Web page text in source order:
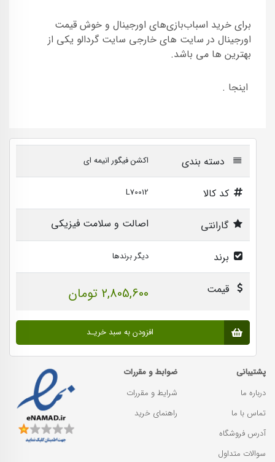
برای خرید اسباب‌بازی‌های اورجینال و خوش قیمت
اورجینال در سایت های خارجی سایت گردالو یکی از
بهترین ها می باشد.
اینجا .
دسته بندی اکشن فیگور انیمه ای
کد کالا L70012
گارانتی اصالت و سلامت فیزیکی
برند دیگر برندها
قیمت 2,805,600 تومان
افزودن به سبد خریـد
پشتیبانی
درباره ما
تماس با ما
آدرس فروشگاه
سوالات متداول
ضوابط و مقررات
شرایط و مقررات
راهنمای خرید